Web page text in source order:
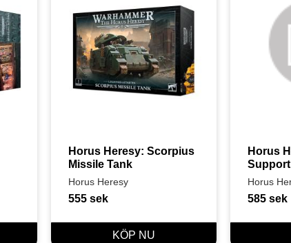
Horus Heresy: Scorpius
Missile Tank
Horus Heresy
555sek
Horus
Horus
585 sek